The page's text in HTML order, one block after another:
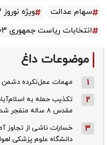
سهام عدالت
ویژه نوروز 1403
انتخابات ریاست جمهوری 1403
موضوعات داغ
1 مهمات عمل‌نکرده
2
تکذیب حمله به
مقدس ۸ ساله منفجر شد
3
خسارات ناشی از تجاوز
دانشگاه علوم پزشکی